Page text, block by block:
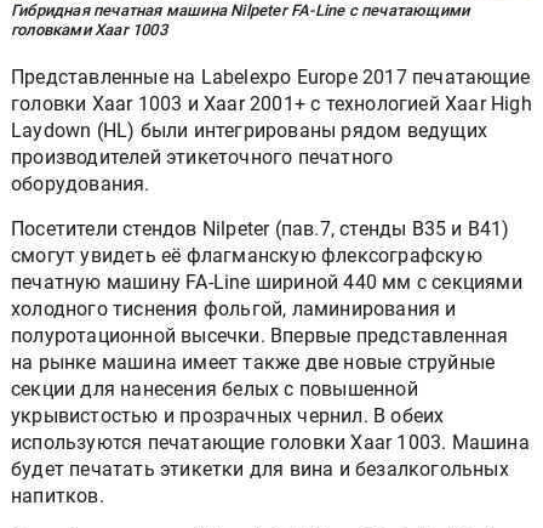
Гибридная печатная машина Nilpeter FA-Line с печатающими
головками Xaar 1003
Представленные на Labelexpo Europe 2017 печатающие
головки Xaar 1003 и Xaar 2001+ с технологией Xaar High
Laydown (HL) были интегрированы рядом ведущих
производителей этикеточного печатного
оборудования.
Посетители стендов Nilpeter (пав.7, стенды B35 и B41)
смогут увидеть её флагманскую флексографскую
печатную машину FA-Line шириной 440 мм с секциями
холодного тиснения фольгой, ламинирования и
полуротационной высечки. Впервые представленная
на рынке машина имеет также две новые струйные
секции для нанесения белых с повышенной
укрывистостью и прозрачных чернил. В обеих
используются печатающие головки Xaar 1003. Машина
будет печатать этикетки для вина и безалкогольных
напитков.